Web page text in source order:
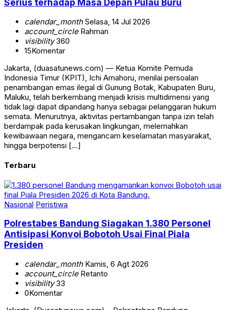
Serius terhadap Masa Depan Pulau Buru
calendar_monthSelasa, 14 Jul 2026
account_circleRahman
visibility360
15Komentar
Jakarta, (duasatunews.com) — Ketua Komite Pemuda
Indonesia Timur (KPIT), Ichi Amahoru, menilai persoalan
penambangan emas ilegal di Gunung Botak, Kabupaten Buru,
Maluku, telah berkembang menjadi krisis multidimensi yang
tidak lagi dapat dipandang hanya sebagai pelanggaran hukum
semata. Menurutnya, aktivitas pertambangan tanpa izin telah
berdampak pada kerusakan lingkungan, melemahkan
kewibawaan negara, mengancam keselamatan masyarakat,
hingga berpotensi […]
Terbaru
Nasional Peristiwa
Polrestabes Bandung Siagakan 1.380 Personel
Antisipasi Konvoi Bobotoh Usai Final Piala
Presiden
calendar_monthKamis, 6 Agt 2026
account_circleRetanto
visibility33
0Komentar